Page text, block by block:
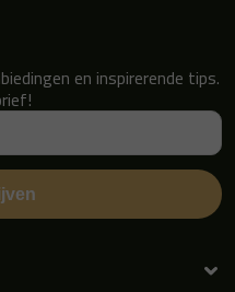
en inspirerende tips.